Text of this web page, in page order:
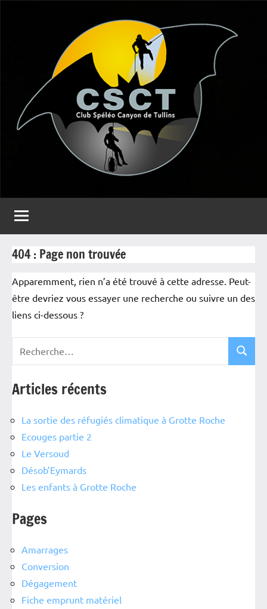
CSCT
Canyon
de
Tullins
404 : Page non trouvée
Apparemment, rien n’a été trouvé à cette adresse. Peut-
être devriez vous essayer une recherche ou suivre un des
liens ci-dessous ?
Articles récents
La sortie des réfugiés climatique à Grotte Roche
Ecouges partie 2
Le Versoud
Désob’Eymards
Les enfants à Grotte Roche
Pages
Amarrages
Conversion
Dégagement
Fiche emprunt matériel